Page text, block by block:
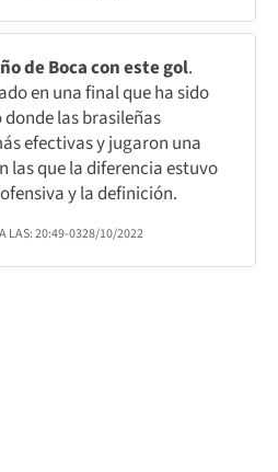
de Boca con este gol.
en una final que ha sido
las brasileñas
efectivas y jugaron una
las que la diferencia estuvo
y la definición.
LAS:20:49-0328/10/2022